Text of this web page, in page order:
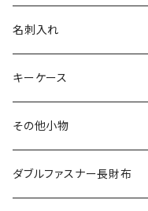
その他の革
エレファント
その他の革
リザード
エレファント
その他の革
シャーク
リザード
エレファント
その他の革
オーストリッチ
シャーク
リザード
エレファント
ダイヤモンドパイソン
オーストリッチ
シャーク
リザード
クロコダイル
ダイヤモンドパイソン
オーストリッチ
シャーク
名刺入れ
クロコダイル
ダイヤモンドパイソン
オーストリッチ
キーケース
クロコダイル
ダイヤモンドパイソン
その他小物
クロコダイル
ダブルファスナー長財布